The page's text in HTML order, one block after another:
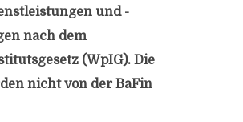
und -
nach dem
(WpIG). Die
nicht von der BaFin